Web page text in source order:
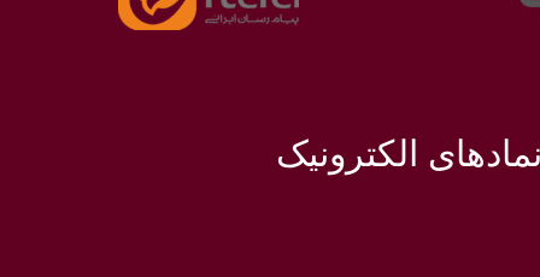
نمادهای الکترونیک